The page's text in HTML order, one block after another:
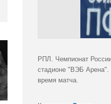
РПЛ. Чемпионат
стадионе "ВЭБ Арена".
время матча.